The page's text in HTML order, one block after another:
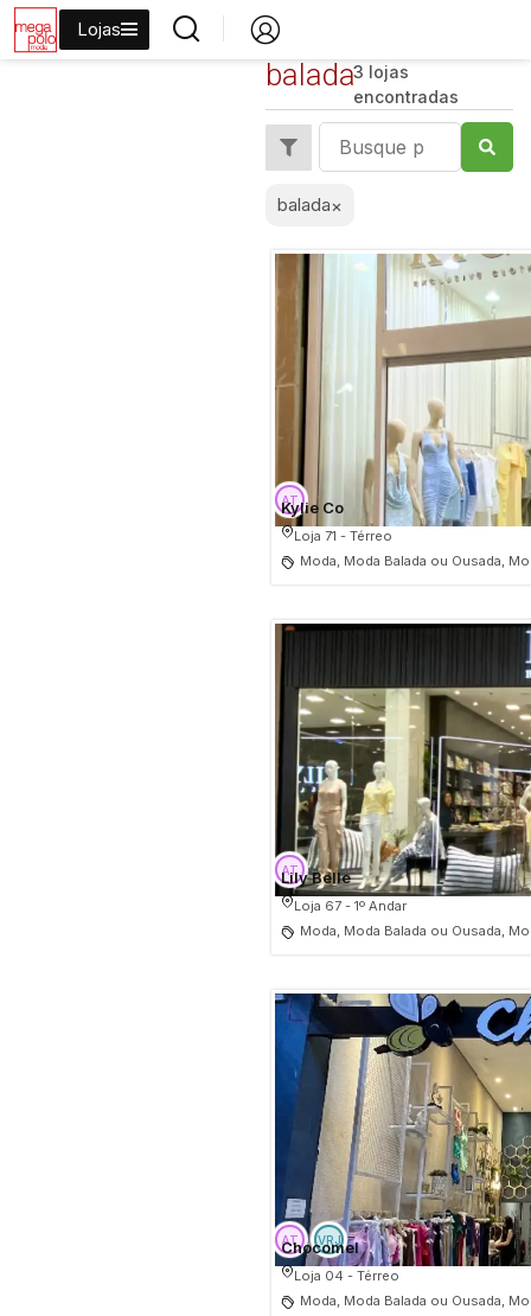
Lojas
balada3 lojas
encontradas
balada×
Kylie Co
Loja 71 - Térreo
Moda, Moda Balada ou Ousada,
Lily Belle
Loja 67 - 1º Andar
Moda, Moda Balada ou Ousada,
Chocomel
Loja 04 - Térreo
Moda, Moda Balada ou Ousada,